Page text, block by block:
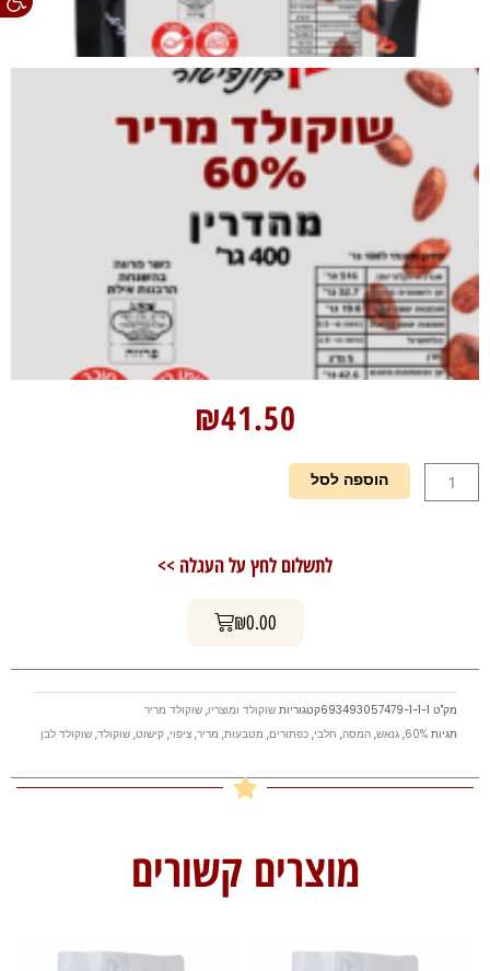
₪41.50
כמות
של
הוספה לסל
לתשלום לחץ על העגלה >>
₪0.00 עגלת קניות
מק"ט 693493057479-1-1-1קטגוריות שוקולד ומוצריו, שוקולד מריר
תגיות 60%
, גנאש, המסה, חלבי, כפתורים, מטבעות, מריר, ציפוי, קישוט, שוקולד, שוקולד לבן
מוצרים קשורים